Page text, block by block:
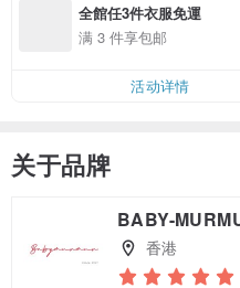
全館任3件衣服免運
满 3 件享包邮
活动详情
关于品牌
BABY-
香港